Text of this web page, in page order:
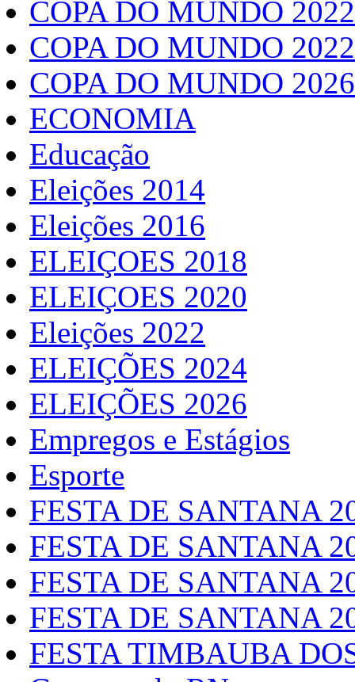
COPA DO MUNDO 2022
COPA DO MUNDO
COPA DO MUNDO 2026
ECONOMIA
Educação
Eleições 2014
Eleições 2016
ELEIÇOES 2018
ELEIÇOES 2020
Eleições 2022
ELEIÇÕES 2024
ELEIÇÕES 2026
Empregos e Estágios
Esporte
FESTA DE SANTANA
FESTA DE SANTANA
FESTA DE SANTANA
FESTA DE SANTANA
FESTA TIMBAUBA